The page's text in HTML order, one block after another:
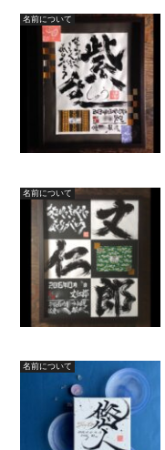
名前について
名前について
名前について